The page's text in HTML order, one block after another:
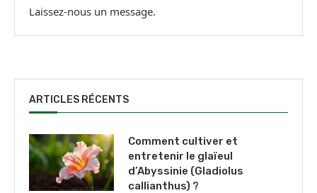
Laissez-nous un message.
ARTICLES RÉCENTS
Comment cultiver et
entretenir le glaïeul
d’Abyssinie (Gladiolus
callianthus) ?